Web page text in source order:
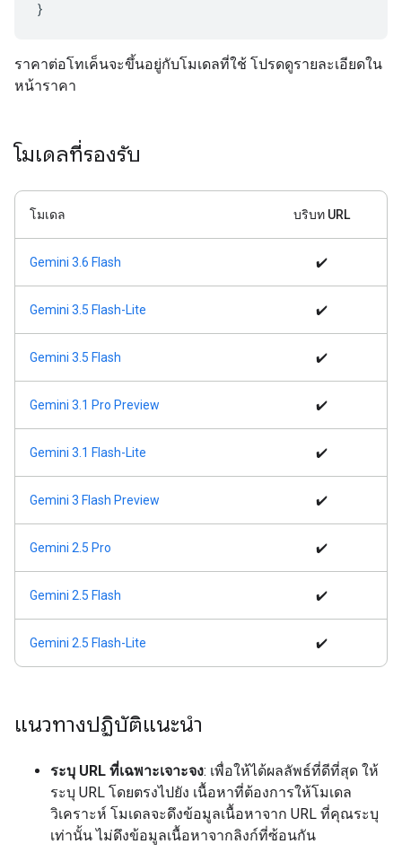
ราคาต่อโทเค็นจะขึ้นอยู่กับโมเดลที่ใช้ โปรดดูรายละเอียดใน
หน้าราคา
โมเดลที่รองรับ
โมเดล บริบท URL
Gemini 3.6 Flash ✔️
Gemini 3.5 Flash-Lite ✔️
Gemini 3.5 Flash ✔️
Gemini 3.1 Pro Preview ✔️
Gemini 3.1 Flash-Lite ✔️
Gemini 3 Flash Preview ✔️
Gemini 2.5 Pro ✔️
Gemini 2.5 Flash ✔️
Gemini 2.5 Flash-Lite ✔️
แนวทางปฏิบัติแนะนำ
ระบุ URL ที่เฉพาะเจาะจง: เพื่อให้ได้ผลลัพธ์ที่ดีที่สุด ให้
ระบุ URL โดยตรงไปยัง เนื้อหาที่ต้องการให้โมเดล
วิเคราะห์ โมเดลจะดึงข้อมูลเนื้อหาจาก URL ที่คุณระบุ
เท่านั้น ไม่ดึงข้อมูลเนื้อหาจากลิงก์ที่ซ้อนกัน